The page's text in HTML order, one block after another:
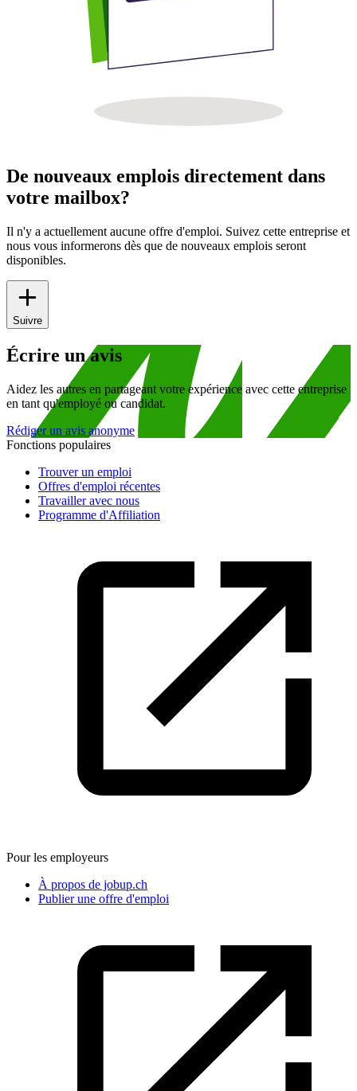
De nouveaux emplois directement dans
votre mailbox?
Il n'y a actuellement aucune offre d'emploi. Suivez cette entreprise et
nous vous informerons dès que de nouveaux emplois seront
disponibles.
Suivre
Écrire un avis
Aidez les autres en partageant votre expérience avec cette entreprise
en tant qu'employé ou candidat.
Rédiger un avis anonyme
Fonctions populaires
Trouver un emploi
Offres d'emploi récentes
Travailler avec nous
Programme d'Affiliation
Pour les employeurs
À propos de jobup.ch
Publier une offre d'emploi